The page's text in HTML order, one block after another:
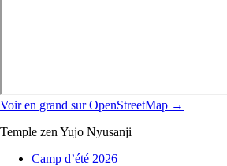
Voir en grand sur OpenStreetMap →
Temple zen Yujo Nyusanji
Camp d’été 2026